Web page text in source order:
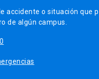
accidente o situación que
de algún campus.